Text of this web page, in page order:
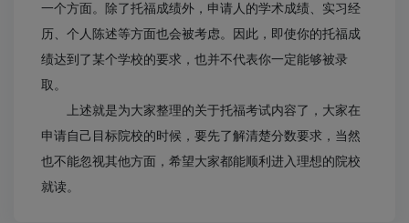
一个方面。除了托福成绩外，申请人的学术成绩、实习经
历、个人陈述等方面也会被考虑。因此，即使你的托福成
绩达到了某个学校的要求，也并不代表你一定能够被录
取。
上述就是为大家整理的关于托福考试内容了，大家在
申请自己目标院校的时候，要先了解清楚分数要求，当然
也不能忽视其他方面，希望大家都能顺利进入理想的院校
就读。